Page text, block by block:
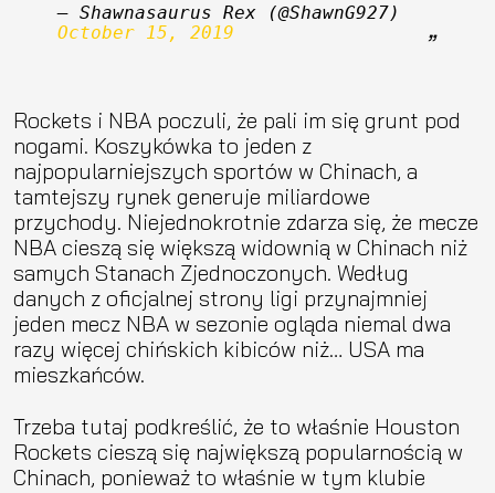
October 15, 2019
Rockets i NBA poczuli, że pali im się grunt pod
nogami. Koszykówka to jeden z
najpopularniejszych sportów w Chinach, a
tamtejszy rynek generuje miliardowe
przychody. Niejednokrotnie zdarza się, że mecze
NBA cieszą się większą widownią w Chinach niż
samych Stanach Zjednoczonych. Według
danych z oficjalnej strony ligi przynajmniej
jeden mecz NBA w sezonie ogląda niemal dwa
razy więcej chińskich kibiców niż… USA ma
mieszkańców.
Trzeba tutaj podkreślić, że to właśnie Houston
Rockets cieszą się największą popularnością w
Chinach, ponieważ to właśnie w tym klubie